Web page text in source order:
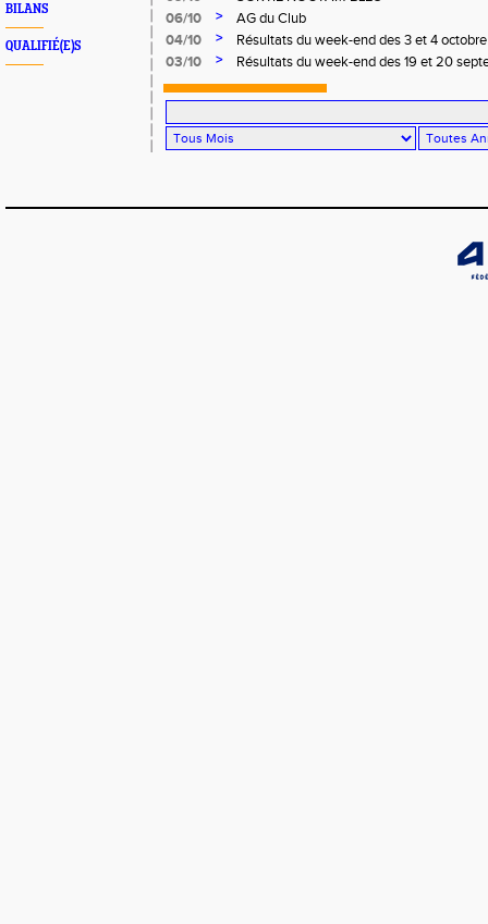
BILANS
QUALIFIÉ(E)S
06/10
>
AG du Club
04/10
>
Résultats du week-end des 3 et 4
03/10
> Résultats du week-end des 19 et 20